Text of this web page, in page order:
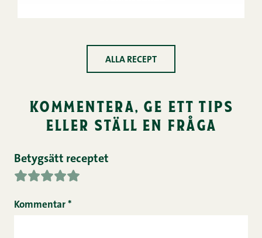
ALLA RECEPT
kommentera, ge ett tips
eller ställ en fråga
Betygsätt receptet
Kommentar *